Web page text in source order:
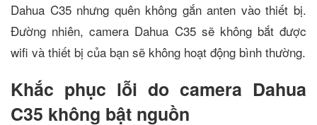
Dahua C35 nhưng quên không gắn anten vào thiết bị.
Đường nhiên, camera Dahua C35 sẽ không bắt được
wifi và thiết bị của bạn sẽ không hoạt động bình thường.
Khắc phục lỗi do camera Dahua
C35 không bật nguồn